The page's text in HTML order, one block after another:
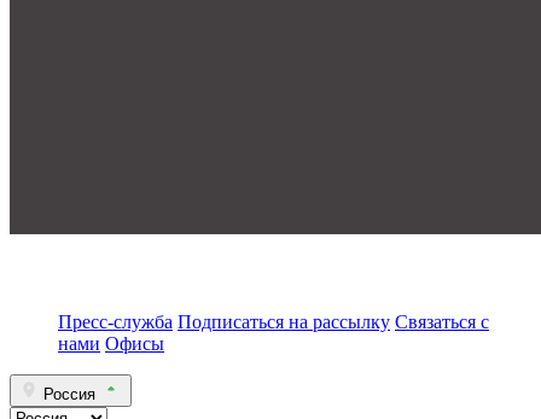
Пресс-служба Подписаться на рассылку Связаться с
нами Офисы
Россия